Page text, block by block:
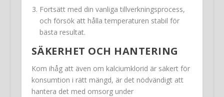
Fortsätt med din vanliga tillverkningsprocess,
och försök att hålla temperaturen stabil för
bästa resultat.
SÄKERHET OCH HANTERING
Kom ihåg att även om kalciumklorid är säkert för
konsumtion i rätt mängd, är det nödvändigt att
hantera det med omsorg under